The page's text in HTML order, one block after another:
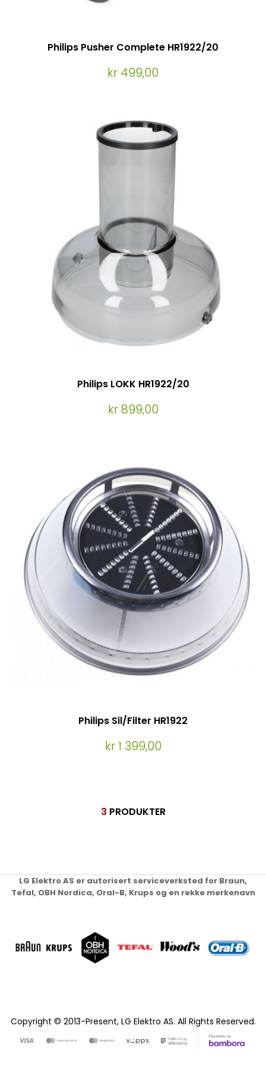
Philips Pusher Complete HR1922/20
kr 499,00
Philips LOKK HR1922/20
kr 899,00
Philips Sil/Filter HR1922
kr 1 399,00
3 PRODUKTER
LG Elektro AS er autorisert serviceverksted for Braun,
Tefal, OBH Nordica, Oral-B, Krups og en rekke merkenavn
Copyright © 2013-Present, LG Elektro AS. All Rights Reserved.